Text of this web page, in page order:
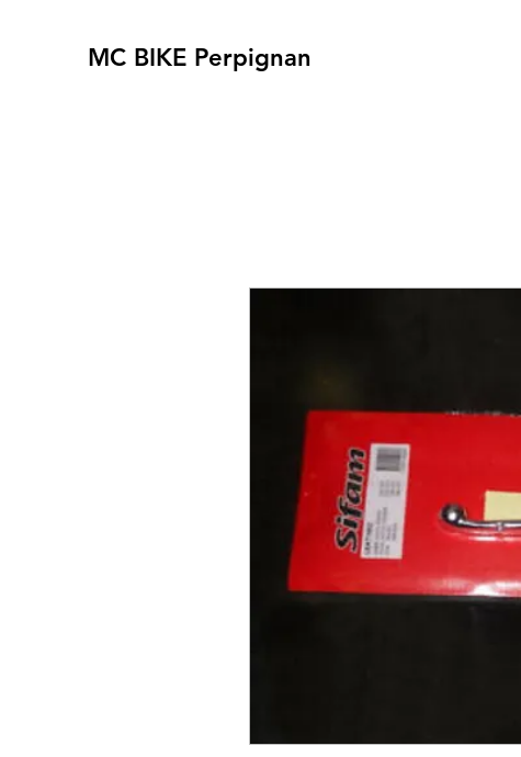
MC BIKE Perpignan